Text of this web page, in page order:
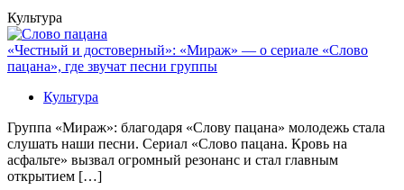
Культура
«Честный и достоверный»: «Мираж» — о сериале «Слово
пацана», где звучат песни группы
Культура
Группа «Мираж»: благодаря «Слову пацана» молодежь стала
слушать наши песни. Сериал «Слово пацана. Кровь на
асфальте» вызвал огромный резонанс и стал главным
открытием […]